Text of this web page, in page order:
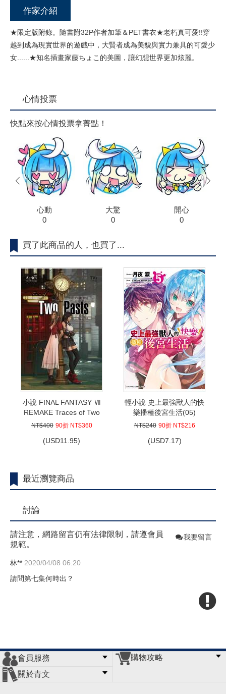
作家介紹
★限定版附錄。隨書附32P作者加筆＆PET書衣★老朽真可愛!!穿
越到成為現實世界的遊戲中，大賢者成為美貌與實力兼具的可愛少
女......★知名插畫家藤ちょこ的美圖，讓幻想世界更加炫麗。
心情投票
快點來按心情投票拿菁點！
心動
0
大驚
0
開心
0
prev next
買了此商品的人，也買了...
小說 FINAL FANTASY Ⅶ
REMAKE Traces of Two
Pasts
NT$400 90折 NT$360
(USD11.95)
輕小說 史上最強獸人的快
樂播種後宮生活(05)
NT$240 90折 NT$216
(USD7.17)
最近瀏覽商品
討論
請注意，網路留言仍有法律限制，請遵會員
規範。
我要留言
林** 2020/04/08 06:20
請問第七集何時出？
會員服務
會員辦法
客服信箱
隱私條款
網站導覽
購物攻略
關於青文